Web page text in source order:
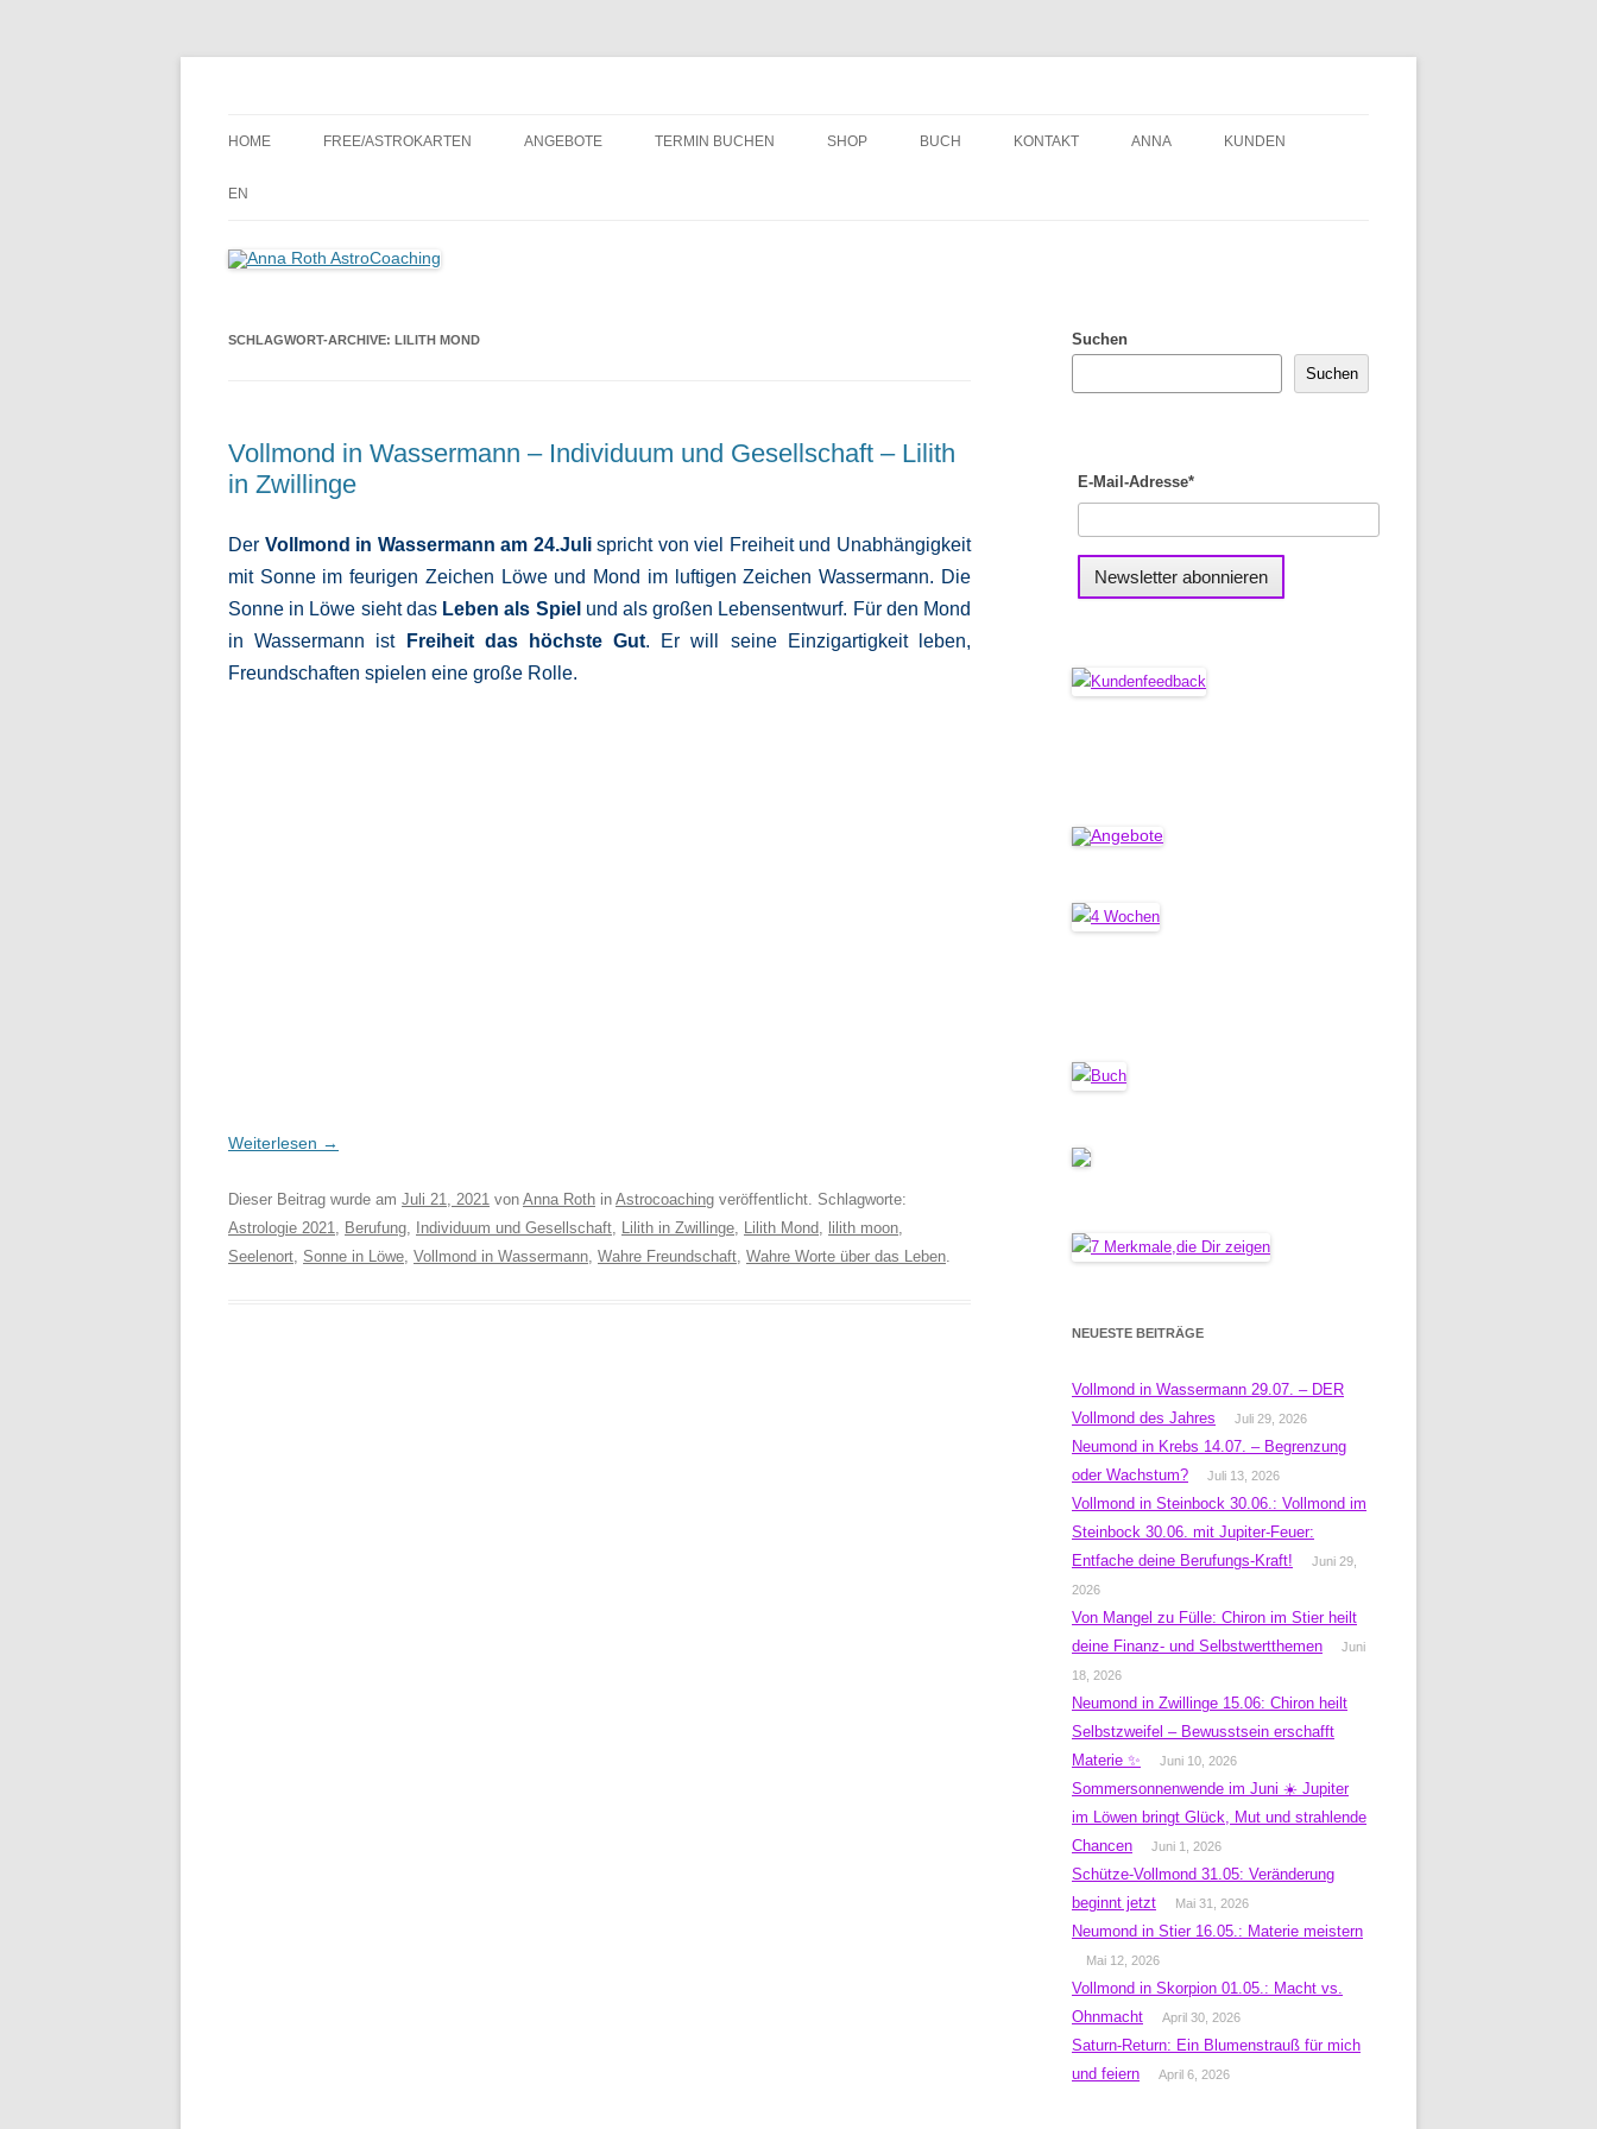
Inhalt
HOME FREE/ASTROKARTEN ANGEBOTE TERMIN BUCHEN SHOP BUCH KONTAKT ANNA KUNDEN
EN
SCHLAGWORT-ARCHIVE: LILITH MOND
Vollmond in Wassermann – Individuum und Gesellschaft – Lilith
in Zwillinge
Der Vollmond in Wassermann am 24.Julispricht von viel Freiheit und Unabhängigkeit
mit Sonne im feurigen Zeichen Löwe und Mond im luftigen Zeichen Wassermann. Die
Sonne in Löwe sieht das Leben als Spiel und als großen Lebensentwurf. Für den Mond
in Wassermann ist
Freiheit das höchste Gut. Er will seine Einzigartigkeit leben,
Freundschaften spielen eine große Rolle.
Weiterlesen →
Dieser Beitrag wurde am Juli 21, 2021 von Anna Roth in Astrocoaching veröffentlicht. Schlagworte:
Astrologie 2021, Berufung, Individuum und Gesellschaft, Lilith in Zwillinge, Lilith Mond, lilith moon,
Seelenort, Sonne in Löwe, Vollmond in Wassermann, Wahre Freundschaft, Wahre Worte über das Leben.
Suchen
Suchen
E-Mail-Adresse*
NEUESTE BEITRÄGE
Vollmond in Wassermann 29.07. – DER
Vollmond des Jahres
Juli 29, 2026
Neumond in Krebs 14.07. – Begrenzung
oder Wachstum?
Juli 13, 2026
Vollmond in Steinbock 30.06.: Vollmond im
Steinbock 30.06. mit Jupiter-Feuer:
Entfache deine Berufungs-Kraft!
Juni 29,
2026
Von Mangel zu Fülle: Chiron im Stier heilt
deine Finanz- und Selbstwertthemen
Juni
18, 2026
Neumond in Zwillinge 15.06: Chiron heilt
Selbstzweifel – Bewusstsein erschafft
Materie ✨
Juni 10, 2026
Sommersonnenwende im Juni ☀️ Jupiter
im Löwen bringt Glück, Mut und strahlende
Chancen
Juni 1, 2026
Schütze-Vollmond 31.05: Veränderung
beginnt jetzt
Mai 31, 2026
Neumond in Stier 16.05.: Materie meistern
Mai 12, 2026
Vollmond in Skorpion 01.05.: Macht vs.
Ohnmacht
April 30, 2026
Saturn-Return: Ein Blumenstrauß für mich
und feiern
April 6, 2026